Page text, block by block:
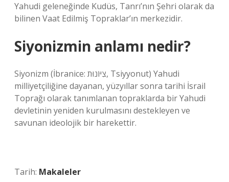
Yahudi geleneğinde Kudüs, Tanrı’nın Şehri olarak da
bilinen Vaat Edilmiş Topraklar’ın merkezidir.
Siyonizmin anlamı nedir?
Siyonizm (İbranice: צִיּוֹנוּת, Tsiyyonut) Yahudi
milliyetçiliğine dayanan, yüzyıllar sonra tarihi İsrail
Toprağı olarak tanımlanan topraklarda bir Yahudi
devletinin yeniden kurulmasını destekleyen ve
savunan ideolojik bir harekettir.
Tarih: Makaleler